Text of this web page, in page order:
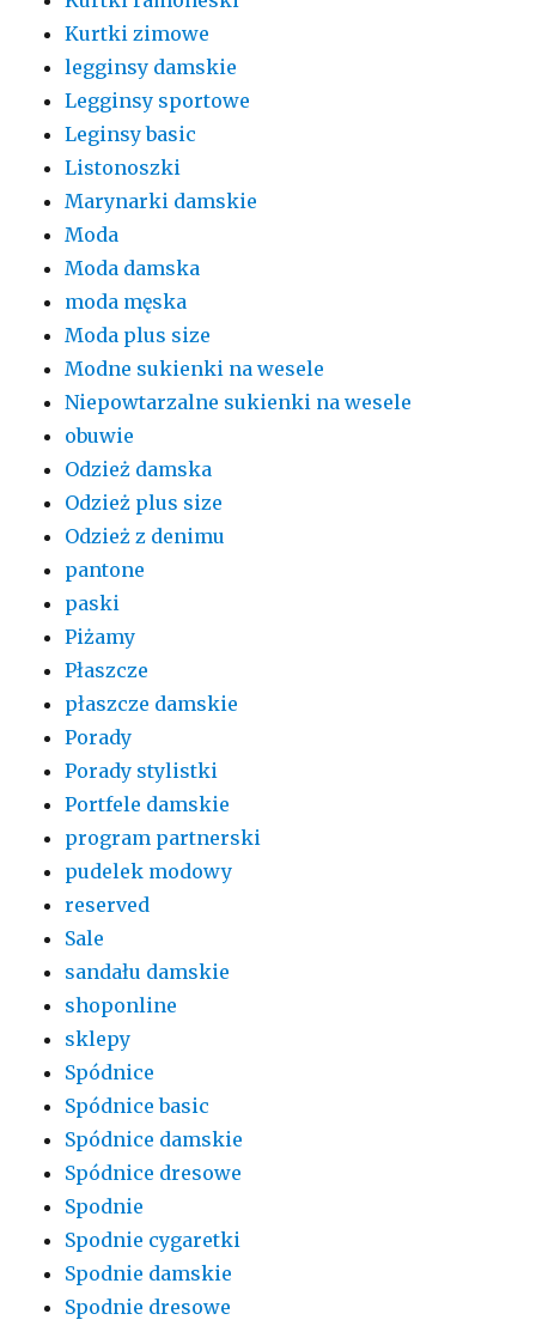
Kurtki zimowe
legginsy damskie
Legginsy sportowe
Leginsy basic
Listonoszki
Marynarki damskie
Moda
Moda damska
moda męska
Moda plus size
Modne sukienki na wesele
Niepowtarzalne sukienki na wesele
obuwie
Odzież damska
Odzież plus size
Odzież z denimu
pantone
paski
Piżamy
Płaszcze
płaszcze damskie
Porady
Porady stylistki
Portfele damskie
program partnerski
pudelek modowy
reserved
Sale
sandału damskie
shoponline
sklepy
Spódnice
Spódnice basic
Spódnice damskie
Spódnice dresowe
Spodnie
Spodnie cygaretki
Spodnie damskie
Spodnie dresowe